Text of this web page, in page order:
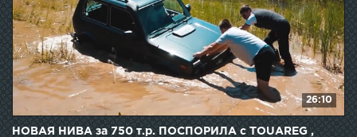
26:10
НОВАЯ НИВА за 750 т.р. ПОСПОРИЛА с TOUAREG ,